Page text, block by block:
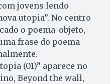
jovens lendo
utopia”. No centro
o poema-objeto,
frase do poema
(01)” aparece no
Beyond the wall,